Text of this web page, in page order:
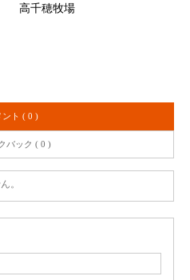
高千穂牧場
ント ( 0 )
バック ( 0 )
。